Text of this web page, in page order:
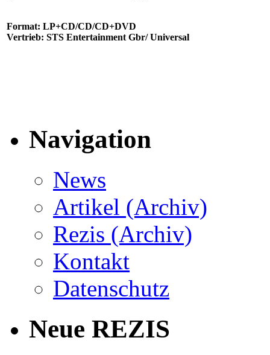
Format: LP+CD/CD/CD+DVD
Vertrieb: STS Entertainment Gbr/ Universal
Navigation
News
Artikel (Archiv)
Rezis (Archiv)
Kontakt
Datenschutz
Neue REZIS